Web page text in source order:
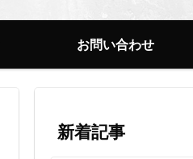
お問い合わせ
新着記事